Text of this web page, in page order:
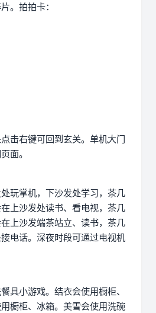
。 拍拍卡：
击右键可回到玄关。 单机大门
面。
玩掌机，下沙发处学习，茶几
上沙发处读书、看电视，茶几
上沙发端茶站立、读书，茶几
电话。 深夜时段可通过电视机
具小游戏。 结衣会使用橱柜、
橱柜、冰箱。 美雪会使用洗碗